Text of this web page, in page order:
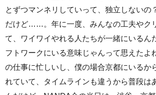
とずつマンネリしていって、独立しないの
だけど……。年に一度、みんなの工夫やク
て、ワイワイやれる人たちが一緒にいるん
フトワークにいる意味じゃんって思えたよ
の仕事に忙しいし、僕の場合京都にいるか
れていて、タイムラインも違うから普段は